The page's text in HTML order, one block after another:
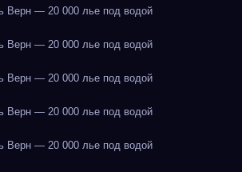
Верн — 20 000 лье под водой
Верн — 20 000 лье под водой
Верн — 20 000 лье под водой
Верн — 20 000 лье под водой
Верн — 20 000 лье под водой